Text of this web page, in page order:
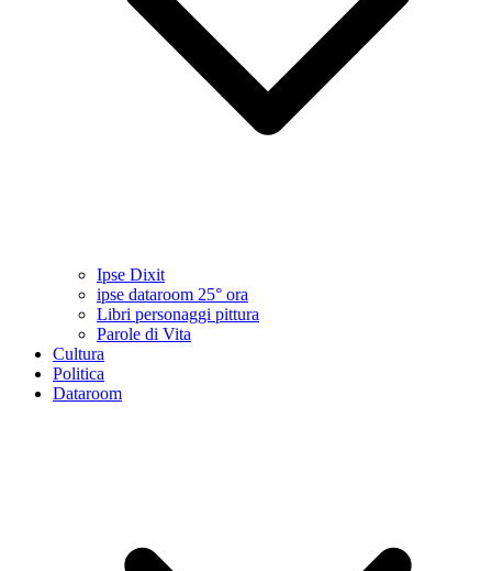
Ipse Dixit
ipse dataroom 25° ora
Libri personaggi pittura
Parole di Vita
Cultura
Politica
Dataroom